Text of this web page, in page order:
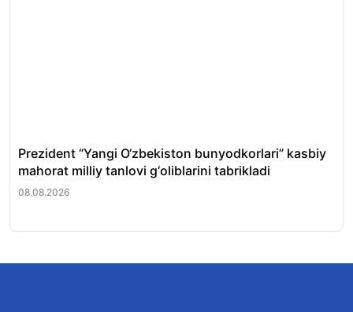
Prezident “Yangi O‘zbekiston bunyodkorlari” kasbiy
mahorat milliy tanlovi g‘oliblarini tabrikladi
08.08.2026